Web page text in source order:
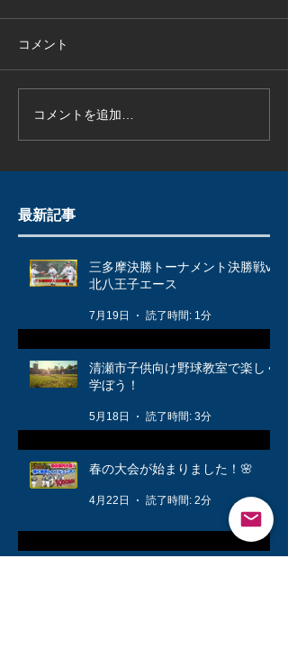
コメント
コメントを追加…
最新記事
三多摩決勝トーナメント決勝戦vs
北八王子エース
7月19日 読了時間: 1分
清瀬市子供向け野球教室で楽しく
学ぼう！
5月18日 読了時間: 3分
春の大会が始まりました！🌸
4月22日 読了時間: 2分